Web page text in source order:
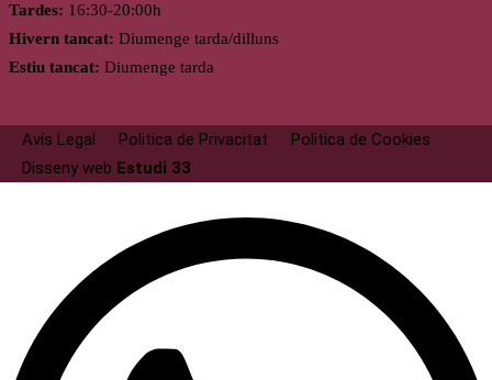
Tardes: 16:30-20:00h
Hivern tancat: Diumenge tarda/dilluns
Estiu tancat: Diumenge tarda
Avís Legal Politica de Privacitat
Politica de Cookies
Disseny web Estudi 33